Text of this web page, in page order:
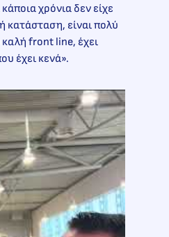
χρόνια δεν είχε
κατάσταση, είναι πολύ
καλή front line, έχει
έχει κενά».